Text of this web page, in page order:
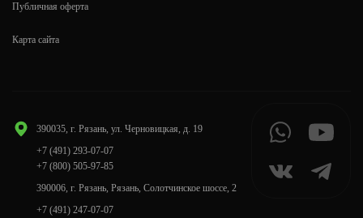
390035, г. Рязань, ул. Черновицкая, д. 19
+7 (491) 293-07-07
+7 (800) 505-97-85
390006, г. Рязань, Рязань, Солотчинское шоссе, 2
+7 (491) 247-07-07
Публичная оферта
Карта сайта